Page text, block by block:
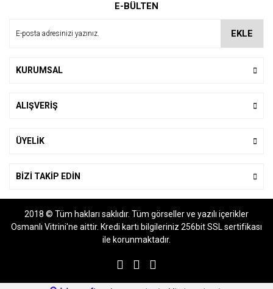
Ürün açıklamasında eksik bilgiler bulunuyor.
E-BÜLTEN
EKLE
KURUMSAL
ALIŞVERİŞ
ÜYELİK
BİZİ TAKİP EDİN
2018 © Tüm hakları saklıdır. Tüm görseller ve yazılı içerikler
Osmanlı Vitrini'ne aittir. Kredi kartı bilgileriniz 256bit SSL sertifikası
ile korunmaktadır.